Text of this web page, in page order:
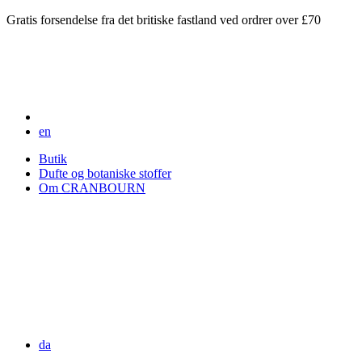
Gratis forsendelse fra det britiske fastland ved ordrer over £70
en
Butik
Dufte og botaniske stoffer
Om CRANBOURN
da